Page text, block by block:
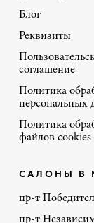
Блог
Реквизиты
соглашение
Политика
персональных
Политика
файлов cookies
САЛОНЫ В
пр-т
пр-т